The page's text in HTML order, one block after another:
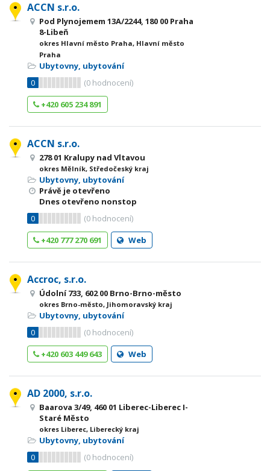
ACCN s.r.o.
Pod Plynojemem 13A/2244, 180 00 Praha
8-Libeň
okres Hlavní město Praha, Hlavní město
Praha
Ubytovny, ubytování
0
(0 hodnocení)
+420 605 234 891
ACCN s.r.o.
278 01 Kralupy nad Vltavou
okres Mělník, Středočeský kraj
Ubytovny, ubytování
Právě je otevřeno
Dnes otevřeno nonstop
0
(0 hodnocení)
+420 777 270 691
Web
Accroc, s.r.o.
Údolní 733, 602 00 Brno-Brno-město
okres Brno-město, Jihomoravský kraj
Ubytovny, ubytování
0
(0 hodnocení)
+420 603 449 643
Web
AD 2000, s.r.o.
Baarova 3/49, 460 01 Liberec-Liberec I-
Staré Město
okres Liberec, Liberecký kraj
Ubytovny, ubytování
0
(0 hodnocení)